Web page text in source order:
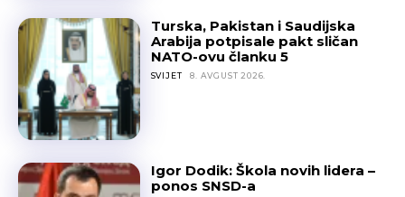
Turska, Pakistan i Saudijska
Arabija potpisale pakt sličan
NATO-ovu članku 5
SVIJET 8. AVGUST 2026.
Igor Dodik: Škola novih lidera –
ponos SNSD-a